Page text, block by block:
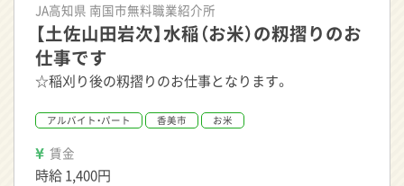
JA高知県 南国市無料職業紹介所
【土佐山田岩次】水稲（お米）の籾摺りのお
仕事です
☆稲刈り後の籾摺りのお仕事となります。
アルバイト・パート 香美市 お米
賃金
時給1,400円